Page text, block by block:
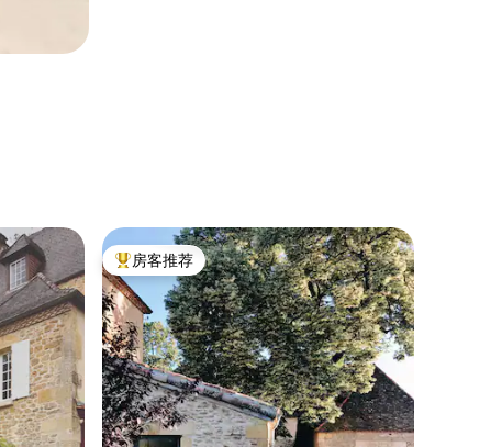
热门「房客推荐」
房客推荐